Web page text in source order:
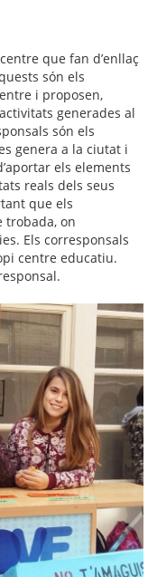
que fan d’enllaç
són els
i proposen,
generades al
són els
genera a la ciutat i
els elements
reals dels seus
que els
trobada, on
Els corresponsals
centre educatiu.